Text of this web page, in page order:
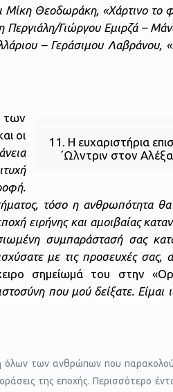
Μίκη Θεοδωράκη, «Χάρτινο το
Γιώργου Εμιρζά –
– Γεράσιμου Λαβράνου,
11. Η ευχαριστήρια
´Ωλντριν στον
των
οι
τόσο η ανθρωπότητα
ειρήνης και αμοιβαίας
συμπαράστασή σας
με τις προσευχές σας,
σημείωμά του στην
που μού δείξατε. Είμαι
όλων των ανθρώπων που
της εποχής. Περισσότερο